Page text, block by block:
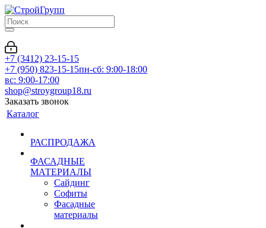
+7 (3412) 23-15-15
+7 (950) 823-15-15пн-сб: 9:00-18:00
вс: 9:00-17:00
shop@stroygroup18.ru
Заказать звонок
Каталог
РАСПРОДАЖА
ФАСАДНЫЕ
МАТЕРИАЛЫ
Сайдинг
Софиты
Фасадные
материалы